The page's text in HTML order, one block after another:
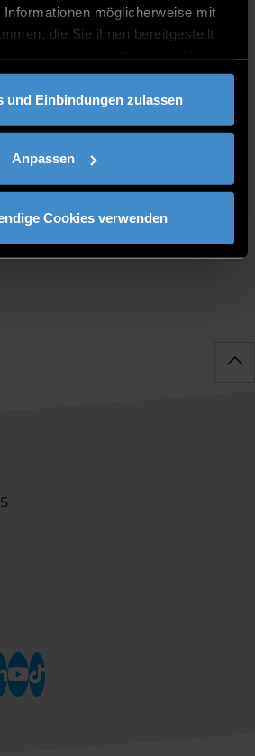
möglicherweise mit
die Sie ihnen bereitgestellt
und Einbindungen zulassen
Anpassen
Cookies verwenden
TIME
by appointment via email